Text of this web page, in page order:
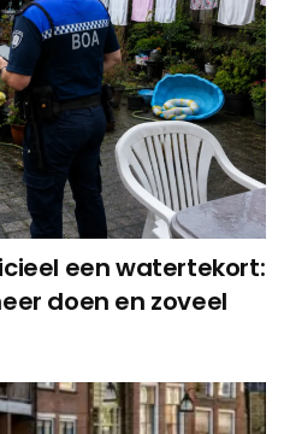
een watertekort:
doen en zoveel